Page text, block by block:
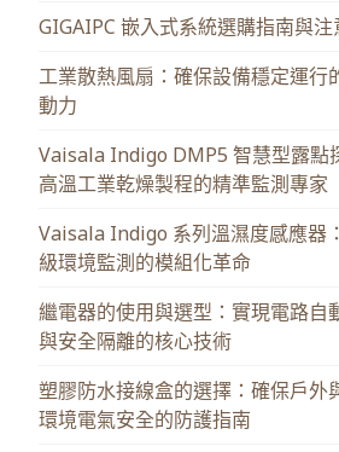
GIGAIPC 嵌入式系統選購指南與
工業散熱風扇：確保設備穩定運行
動力
Vaisala Indigo DMP5 智慧型露點
高溫工業乾燥製程的精準監測專家
Vaisala Indigo 系列溫濕度感應器
級環境監測的模組化革命
繼電器的使用與選型：實現電路自
與安全隔離的核心技術
塑膠防水接線盒的選擇：確保戶外
環境電氣安全的防護指南